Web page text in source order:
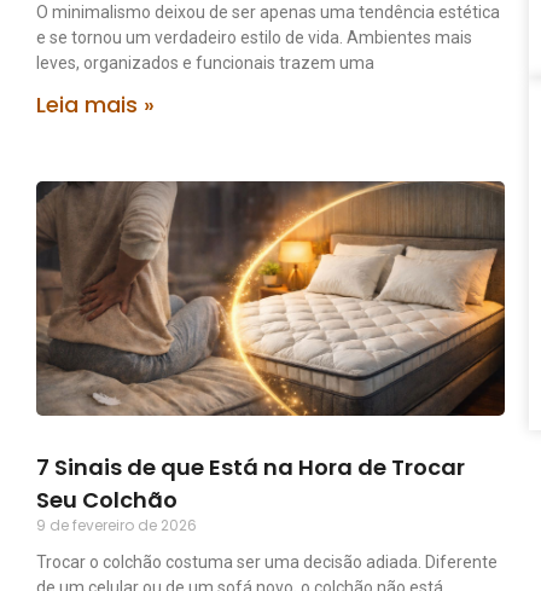
O minimalismo deixou de ser apenas uma tendência estética
e se tornou um verdadeiro estilo de vida. Ambientes mais
leves, organizados e funcionais trazem uma
Leia mais »
7 Sinais de que Está na Hora de Trocar
Seu Colchão
9 de fevereiro de 2026
Trocar o colchão costuma ser uma decisão adiada. Diferente
de um celular ou de um sofá novo, o colchão não está